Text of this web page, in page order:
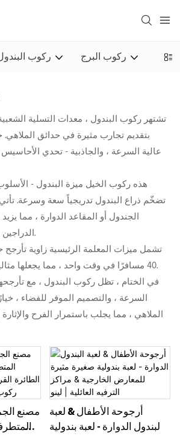
ركوب ركوب البرج
تشتهر ركوب البندول ، معدات التسلية
بتقديم تجارب مثيرة في حدائق الملاهي.
عالية السرعة ، والجاذبية - تحدي
هذه ركوب الخيل ميزة البندول -
تضخّم ذراع البندول تدريجياً سعة وسرعة.
الجندول أو المقاعد الدوارة ، مما يزيد
الدراجين باستمرار أثناء الركوب.
40 مسافرًا في وقت واحد ، مما يجعلها مثالية للاستمتاع الجماعي.
في الختام ، تظل ركوب البندول ، مع تأرجحها
السرعة ، والتصميم الموفر للفضاء ،
الملاهي ، مما يجلب باستمرار الفرح
مصنع
أرجوحة الأطفال & لعبة
البندول الدوارة - لعبة بندولية